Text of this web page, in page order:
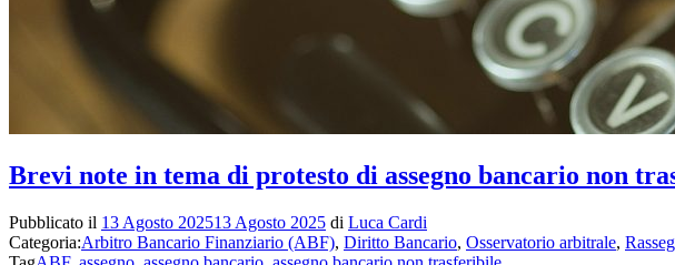
Brevi note in tema di protesto di assegno bancario non
Pubblicato il 13 Agosto 202513 Agosto 2025 di Luca Cardi
Categoria:Arbitro Bancario Finanziario (ABF), Diritto Bancario, Osservatorio arbitrale,